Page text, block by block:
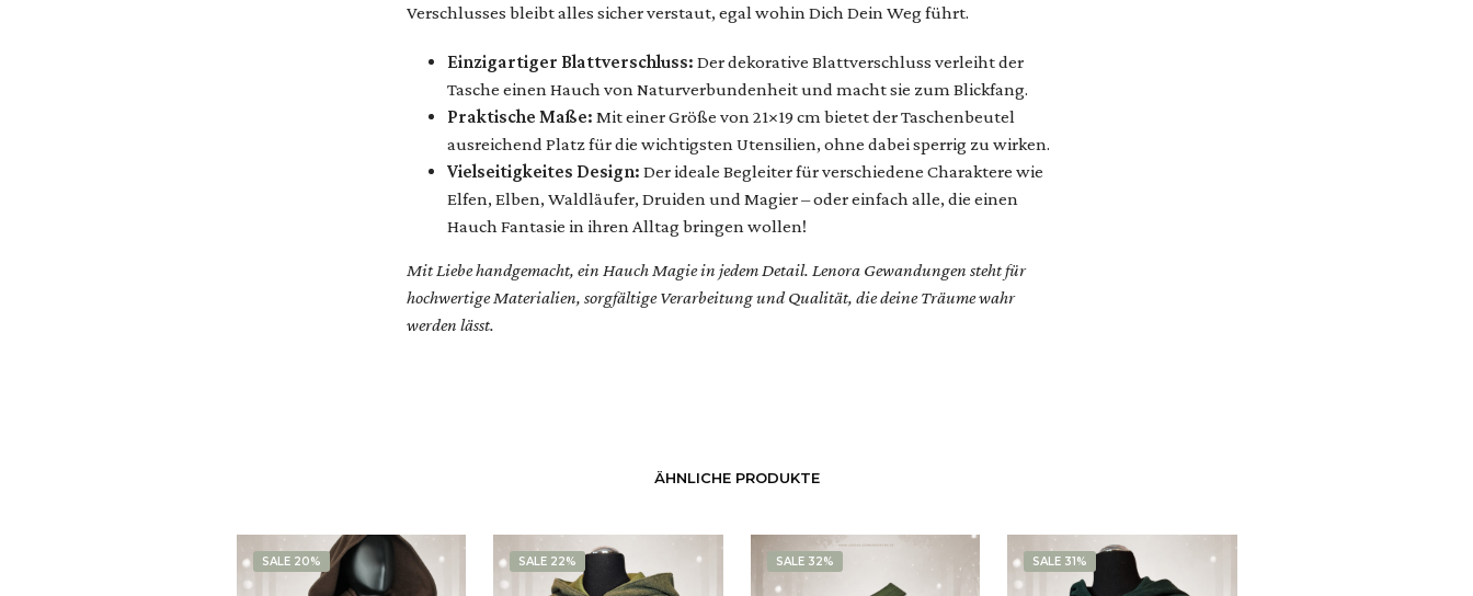
Verschlusses bleibt alles sicher verstaut, egal wohin Dich Dein Weg führt.
Einzigartiger Blattverschluss:Der dekorative Blattverschluss verleiht der
Tasche einen Hauch von Naturverbundenheit und macht sie zum Blickfang.
Praktische Maße:Mit einer Größe von 21×19 cm bietet der Taschenbeutel
ausreichend Platz für die wichtigsten Utensilien, ohne dabei sperrig zu wirken.
Vielseitigkeites Design:Der ideale Begleiter für verschiedene Charaktere wie
Elfen, Elben, Waldläufer, Druiden und Magier – oder einfach alle, die einen
Hauch Fantasie in ihren Alltag bringen wollen!
Mit Liebe handgemacht, ein Hauch Magie in jedem Detail. Lenora Gewandungen steht für
hochwertige Materialien, sorgfältige Verarbeitung und Qualität, die deine Träume wahr
werden lässt.
ÄHNLICHE PRODUKTE
SALE 20% SALE 22% SALE 32% SALE 31%